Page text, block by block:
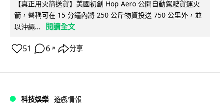
【真正用火箭送貨】美國初創 Hop Aero 公開自動駕駛貨運火
箭，聲稱可在 15 分鐘內將 250 公斤物資投送 750 公里外，並
以沖繩...
閱讀全文
51 6 ↗ 分享
科技娛樂 遊戲情報